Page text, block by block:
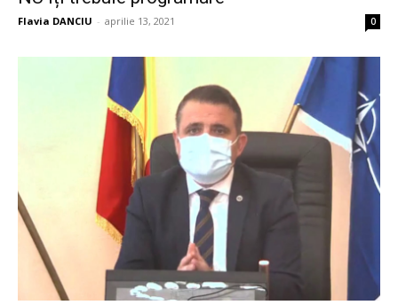
Flavia DANCIU - aprilie 13, 2021 0